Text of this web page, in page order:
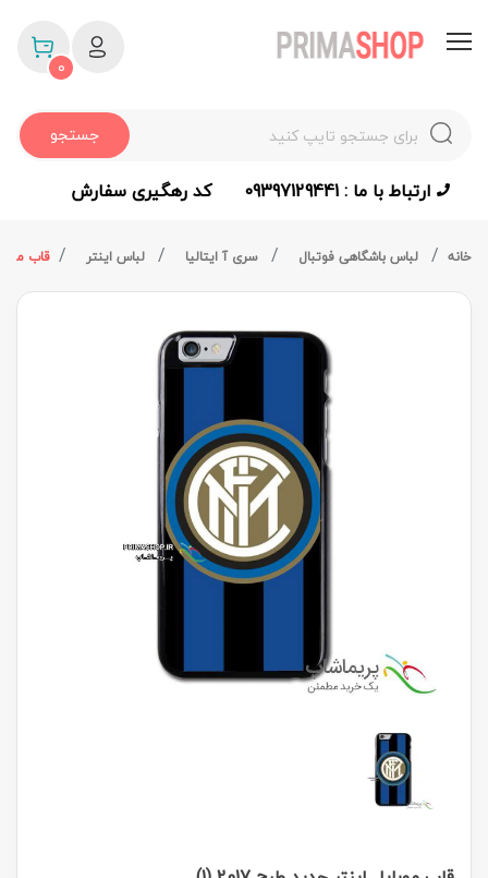
جستجو
0
ارتباط با ما : 09397129441 کد رهگیری سفارش
خانه لباس باشگاهی فوتبال سری آ ایتالیا لباس اینتر قاب